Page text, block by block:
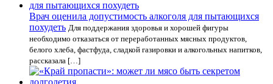
Врач оценила допустимость алкоголя для пытающихся
похудеть Для поддержания здоровья и хорошей фигуры
необходимо отказаться от переработанных мясных продуктов,
белого хлеба, фастфуда, сладкой газировки и алкогольных напитков,
рассказала […]